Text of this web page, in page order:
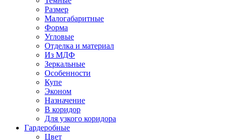
Размер
Малогабаритные
Форма
Угловые
Отделка и материал
Из МДФ
Зеркальные
Особенности
Купе
Эконом
Назначение
В коридор
Для узкого коридора
Гардеробные
Цвет